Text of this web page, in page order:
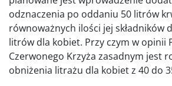
odznaczenia po oddaniu 50 litrów
równoważnych ilości jej składników
litrów dla kobiet. Przy czym w opinii
Czerwonego Krzyża zasadnym jest
obniżenia litrażu dla kobiet z 40 do